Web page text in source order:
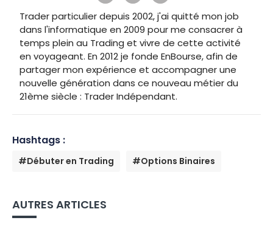
Trader particulier depuis 2002, j'ai quitté mon job
dans l'informatique en 2009 pour me consacrer à
temps plein au Trading et vivre de cette activité
en voyageant. En 2012 je fonde EnBourse, afin de
partager mon expérience et accompagner une
nouvelle génération dans ce nouveau métier du
21ème siècle : Trader Indépendant.
Hashtags :
#Débuter en Trading #Options Binaires
AUTRES ARTICLES